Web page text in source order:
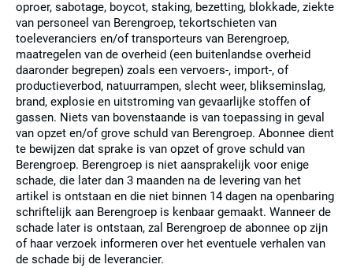
oproer, sabotage, boycot, staking, bezetting, blokkade, ziekte
van personeel van Berengroep, tekortschieten van
toeleveranciers en/of transporteurs van Berengroep,
maatregelen van de overheid (een buitenlandse overheid
daaronder begrepen) zoals een vervoers-, import-, of
productieverbod, natuurrampen, slecht weer, blikseminslag,
brand, explosie en uitstroming van gevaarlijke stoffen of
gassen. Niets van bovenstaande is van toepassing in geval
van opzet en/of grove schuld van Berengroep. Abonnee dient
te bewijzen dat sprake is van opzet of grove schuld van
Berengroep. Berengroep is niet aansprakelijk voor enige
schade, die later dan 3 maanden na de levering van het
artikel is ontstaan en die niet binnen 14 dagen na openbaring
schriftelijk aan Berengroep is kenbaar gemaakt. Wanneer de
schade later is ontstaan, zal Berengroep de abonnee op zijn
of haar verzoek informeren over het eventuele verhalen van
de schade bij de leverancier.